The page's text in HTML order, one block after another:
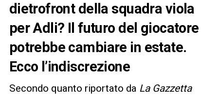
dietrofront della squadra viola
per Adli? Il futuro del giocatore
potrebbe cambiare in estate.
Ecco l’indiscrezione
Secondo quanto riportato da La Gazzetta